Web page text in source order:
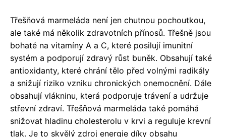
Třešňová marmeláda není jen chutnou pochoutkou,
ale také má několik zdravotních přínosů. Třešně jsou
bohaté na vitamíny A a C, které posilují imunitní
systém a podporují zdravý růst buněk. Obsahují také
antioxidanty, které chrání tělo před volnými radikály
a snižují riziko vzniku chronických onemocnění. Dále
obsahují vlákninu, která podporuje trávení a udržuje
střevní zdraví. Třešňová marmeláda také pomáhá
snižovat hladinu cholesterolu v krvi a reguluje krevní
tlak. Je to skvělý zdroj energie díky obsahu